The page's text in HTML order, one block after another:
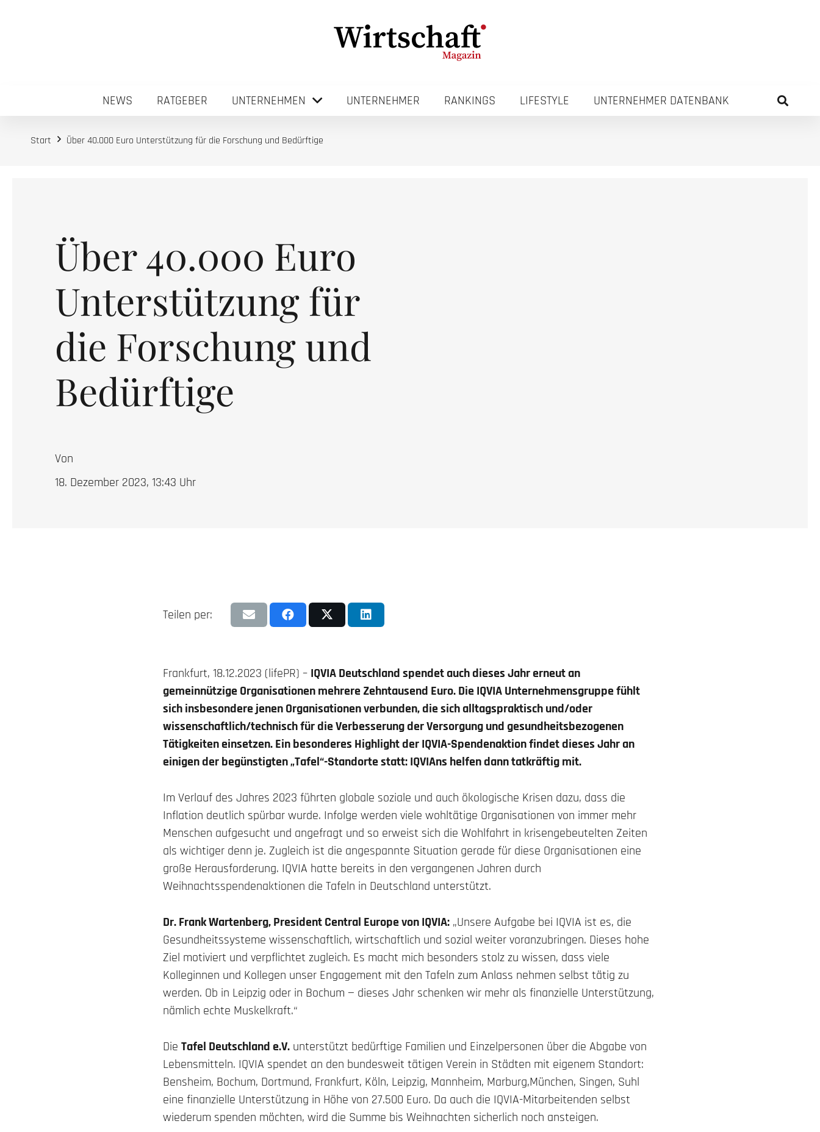
NEWS RATGEBER UNTERNEHMEN UNTERNEHMER RANKINGS LIFESTYLE UNTERNEHMER DATENBANK
Start Über 40.000 Euro Unterstützung für die Forschung und Bedürftige
Über 40.000 Euro
Unterstützung für
die Forschung und
Bedürftige
Von
18. Dezember 2023, 13:43 Uhr
Teilen per:
Frankfurt, 18.12.2023 (lifePR) – IQVIA Deutschland spendet auch dieses Jahr erneut an
gemeinnützige Organisationen mehrere Zehntausend Euro. Die IQVIA Unternehmensgruppe fühlt
sich insbesondere jenen Organisationen verbunden, die sich alltagspraktisch und/oder
wissenschaftlich/technisch für die Verbesserung der Versorgung und gesundheitsbezogenen
Tätigkeiten einsetzen. Ein besonderes Highlight der IQVIA-Spendenaktion findet dieses Jahr an
einigen der begünstigten „Tafel“-Standorte statt: IQVIAns helfen dann tatkräftig mit.
Im Verlauf des Jahres 2023 führten globale soziale und auch ökologische Krisen dazu, dass die
Inflation deutlich spürbar wurde. Infolge werden viele wohltätige Organisationen von immer mehr
Menschen aufgesucht und angefragt und so erweist sich die Wohlfahrt in krisengebeutelten Zeiten
als wichtiger denn je. Zugleich ist die angespannte Situation gerade für diese Organisationen eine
große Herausforderung. IQVIA hatte bereits in den vergangenen Jahren durch
Weihnachtsspendenaktionen die Tafeln in Deutschland unterstützt.
Dr. Frank Wartenberg, President Central Europe von IQVIA: „Unsere Aufgabe bei IQVIA ist es, die
Gesundheitssysteme wissenschaftlich, wirtschaftlich und sozial weiter voranzubringen. Dieses hohe
Ziel motiviert und verpflichtet zugleich. Es macht mich besonders stolz zu wissen, dass viele
Kolleginnen und Kollegen unser Engagement mit den Tafeln zum Anlass nehmen selbst tätig zu
werden. Ob in Leipzig oder in Bochum — dieses Jahr schenken wir mehr als finanzielle Unterstützung,
nämlich echte Muskelkraft.“
DieTafel Deutschland e.V. unterstützt bedürftige Familien und Einzelpersonen über die Abgabe von
Lebensmitteln. IQVIA spendet an den bundesweit tätigen Verein in Städten mit eigenem Standort:
Bensheim, Bochum, Dortmund, Frankfurt, Köln, Leipzig, Mannheim, Marburg,München, Singen, Suhl
eine finanzielle Unterstützung in Höhe von 27.500 Euro. Da auch die IQVIA-Mitarbeitenden selbst
wiederum spenden möchten, wird die Summe bis Weihnachten sicherlich noch ansteigen.